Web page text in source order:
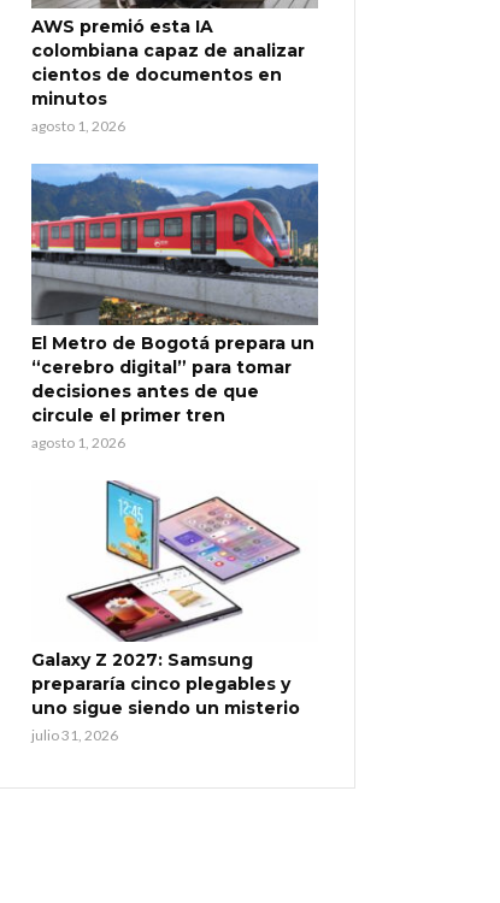
AWS premió esta IA
colombiana capaz de analizar
cientos de documentos en
minutos
agosto 1, 2026
El Metro de Bogotá prepara un
“cerebro digital” para tomar
decisiones antes de que
circule el primer tren
agosto 1, 2026
Galaxy Z 2027: Samsung
prepararía cinco plegables y
uno sigue siendo un misterio
julio 31, 2026